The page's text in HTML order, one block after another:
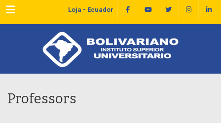
Menu Loja - Ecuador
Professors